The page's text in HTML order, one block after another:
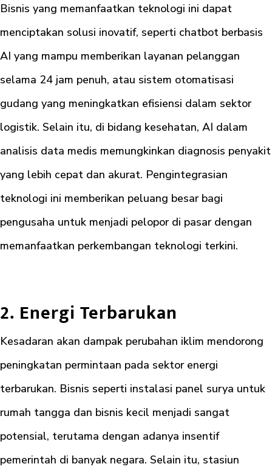
Bisnis yang memanfaatkan teknologi ini dapat
menciptakan solusi inovatif, seperti chatbot berbasis
AI yang mampu memberikan layanan pelanggan
selama 24 jam penuh, atau sistem otomatisasi
gudang yang meningkatkan efisiensi dalam sektor
logistik. Selain itu, di bidang kesehatan, AI dalam
analisis data medis memungkinkan diagnosis penyakit
yang lebih cepat dan akurat. Pengintegrasian
teknologi ini memberikan peluang besar bagi
pengusaha untuk menjadi pelopor di pasar dengan
memanfaatkan perkembangan teknologi terkini.
2. Energi Terbarukan
Kesadaran akan dampak perubahan iklim mendorong
peningkatan permintaan pada sektor energi
terbarukan. Bisnis seperti instalasi panel surya untuk
rumah tangga dan bisnis kecil menjadi sangat
potensial, terutama dengan adanya insentif
pemerintah di banyak negara. Selain itu, stasiun